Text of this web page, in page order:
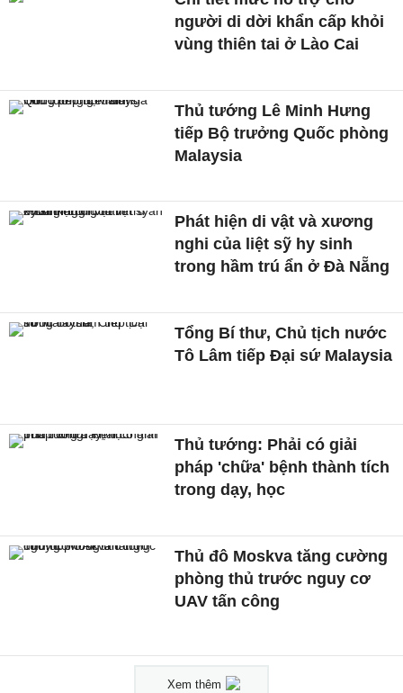
người di dời khẩn cấp khỏi
vùng thiên tai ở Lào Cai
Thủ tướng Lê Minh Hưng
tiếp Bộ trưởng Quốc phòng
Malaysia
Phát hiện di vật và xương
nghi của liệt sỹ hy sinh
trong hầm trú ẩn ở Đà Nẵng
Tổng Bí thư, Chủ tịch nước
Tô Lâm tiếp Đại sứ Malaysia
Thủ tướng: Phải có giải
pháp 'chữa' bệnh thành tích
trong dạy, học
Thủ đô Moskva tăng cường
phòng thủ trước nguy cơ
UAV tấn công
Xem thêm